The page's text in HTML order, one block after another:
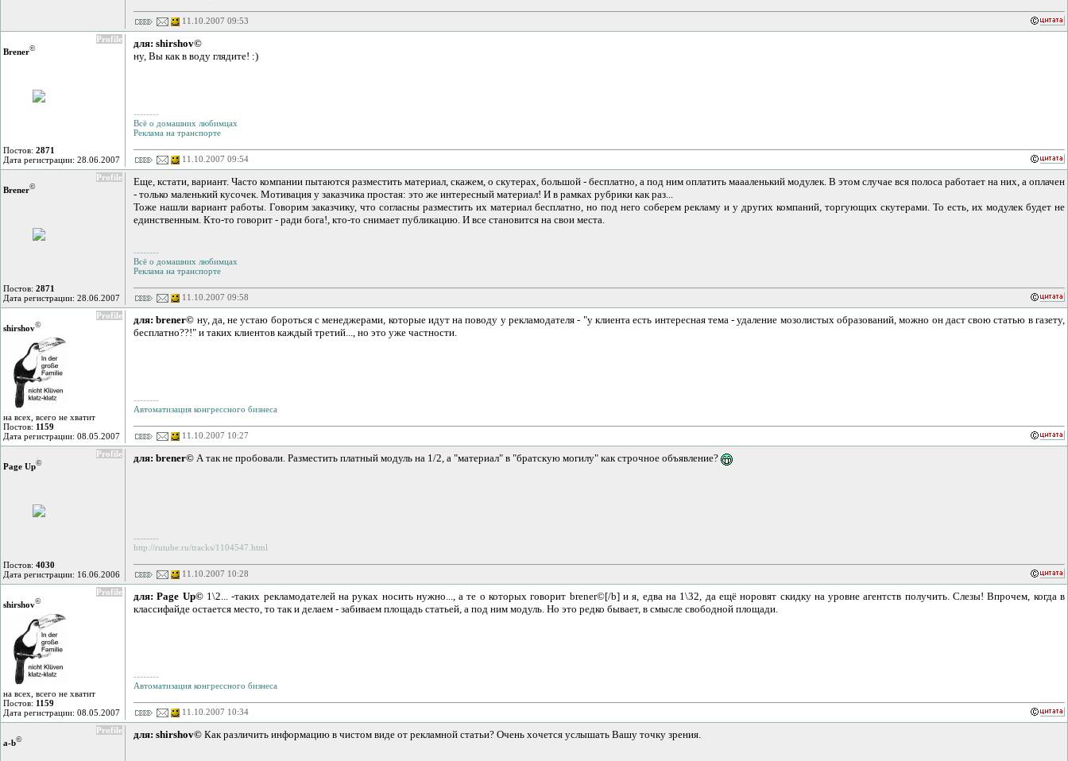
11.10.2007 09:53
Profile
Brener©
Постов: 2871
Дата регистрации: 28.06.2007
для: shirshov©
ну, Вы как в воду глядите! :)
--------
Всё о домашних любимцах
Реклама на транспорте
11.10.2007 09:54
Profile
Brener©
Постов: 2871
Дата регистрации: 28.06.2007
Еще, кстати, вариант. Часто компании пытаются разместить материал, скажем, о скутерах, большой - бесплатно, а под ним оплатить маааленький модулек. В этом случае вся полоса работает на них, а оплачен
- только маленький кусочек. Мотивация у заказчика простая: это же интересный материал! И в рамках рубрики как раз...
Тоже нашли вариант работы. Говорим заказчику, что согласны разместить их материал бесплатно, но под него соберем рекламу и у других компаний, торгующих скутерами. То есть, их модулек будет не
единственным. Кто-то говорит - ради бога!, кто-то снимает публикацию. И все становится на свои места.
--------
Всё о домашних любимцах
Реклама на транспорте
11.10.2007 09:58
Profile
shirshov©
на всех, всего не хватит
Постов: 1159
Дата регистрации: 08.05.2007
для: brener© ну, да, не устаю бороться с менеджерами, которые идут на поводу у рекламодателя - "у клиента есть интересная тема - удаление мозолистых образований, можно он даст свою статью в газету,
бесплатно??!" и таких клиентов каждый третий..., но это уже частности.
--------
Автоматизация конгрессного бизнеса
11.10.2007 10:27
Profile
Page Up©
Постов: 4030
Дата регистрации: 16.06.2006
для: brener© А так не пробовали. Разместить платный модуль на 1/2, а "материал" в "братскую могилу" как строчное объявление?
--------
http://rutube.ru/tracks/1104547.html
11.10.2007 10:28
Profile
shirshov©
на всех, всего не хватит
Постов: 1159
Дата регистрации: 08.05.2007
для: Page Up©1\2... -таких рекламодателей на руках носить нужно..., а те о которых говорит brener©[/b] и я, едва на 1\32, да ещё норовят скидку на уровне агентств получить. Слезы! Впрочем, когда в
классифайде остается место, то так и делаем - забиваем площадь статьей, а под ним модуль. Но это редко бывает, в смысле свободной площади.
--------
Автоматизация конгрессного бизнеса
11.10.2007 10:34
Profile
a-b© для: shirshov© Как различить информацию в чистом виде от рекламной статьи? Очень хочется услышать Вашу точку зрения.